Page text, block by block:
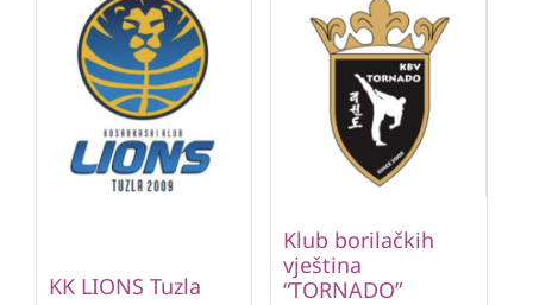
KK LIONS Tuzla
Klub borilačkih
vještina
“TORNADO”